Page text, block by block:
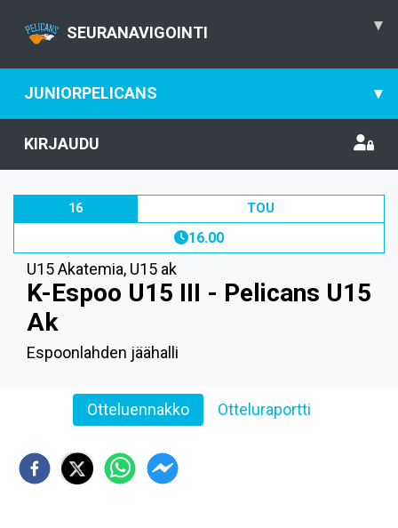
SEURANAVIGOINTI ▾
JUNIORPELICANS ▾
KIRJAUDU
16 TOU
16.00
U15 Akatemia, U15 ak
K-Espoo U15 III - Pelicans U15
Ak
Espoonlahden jäähalli
Otteluennakko Otteluraportti